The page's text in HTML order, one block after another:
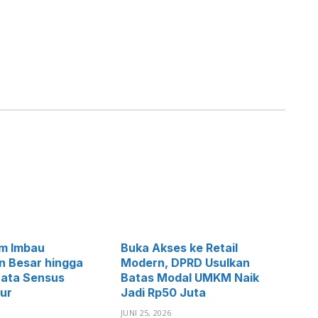
Imbau
Besar hingga
Sensus
Buka Akses ke Retail
Modern, DPRD Usulkan
Batas Modal UMKM Naik
Jadi Rp50 Juta
JUNI 25, 2026